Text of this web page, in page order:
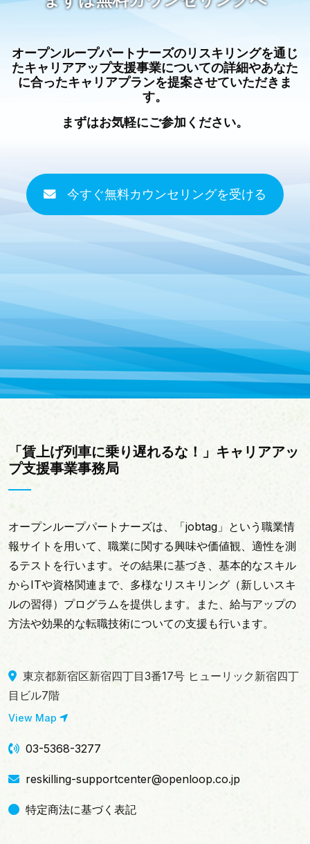
オープンループパートナーズのリスキリングを通じ
たキャリアアップ支援事業についての詳細やあなた
に合ったキャリアプランを提案させていただきま
す。
まずはお気軽にご参加ください。
今すぐ無料カウンセリングを受ける
「賃上げ列車に乗り遅れるな！」キャリアアッ
プ支援事業事務局
オープンループパートナーズは、「jobtag」という職業情
報サイトを用いて、職業に関する興味や価値観、適性を測
るテストを行います。その結果に基づき、基本的なスキル
からITや資格関連まで、多様なリスキリング（新しいスキ
ルの習得）プログラムを提供します。また、給与アップの
方法や効果的な転職技術についての支援も行います。
東京都新宿区新宿四丁目3番17号 ヒューリック新宿四丁
目ビル7階
View Map
03-5368-3277
reskilling-supportcenter@openloop.co.jp
特定商法に基づく表記